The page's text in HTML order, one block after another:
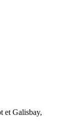
et Galisbay,